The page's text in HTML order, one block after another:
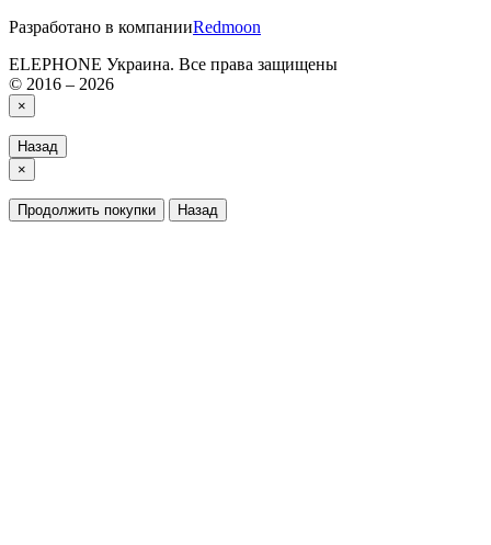
Разработано в компанииRedmoon
ELEPHONE Украина. Все права защищены
© 2016 – 2026
×
Назад
×
Продолжить покупки Назад